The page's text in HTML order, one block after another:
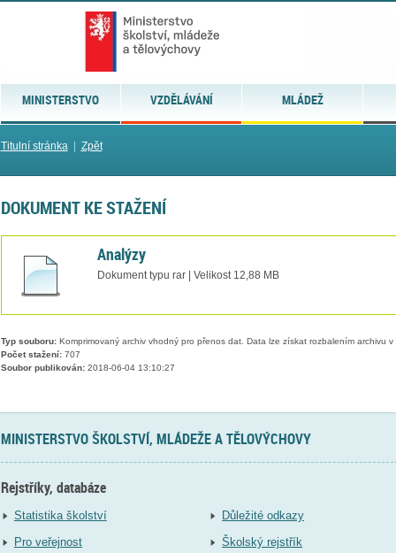
MINISTERSTVO VZDĚLÁVÁNÍ MLÁDEŽ
Titulní stránka| Zpět
DOKUMENT KE STAŽENÍ
Analýzy
Dokument typu rar | Velikost 12,88 MB
Typ souboru:Komprimovaný archiv vhodný pro přenos dat. Data lze získat rozbalením archivu
Počet stažení:707
Soubor publikován:2018-06-04 13:10:27
MINISTERSTVO ŠKOLSTVÍ, MLÁDEŽE A TĚLOVÝCHOVY
Rejstříky, databáze
Statistika školství
Pro veřejnost
Důležité odkazy
Školský rejstřík